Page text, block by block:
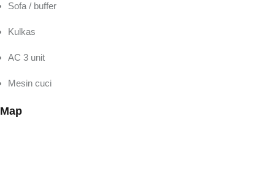
Sofa / buffer
Kulkas
AC 3 unit
Mesin cuci
Map